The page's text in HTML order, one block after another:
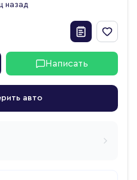
назад
Написать
авто